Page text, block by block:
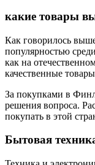
какие товары
Как говорилось
популярностью
как на
качественные
За покупками в
решения вопроса.
покупать в этой
Бытовая